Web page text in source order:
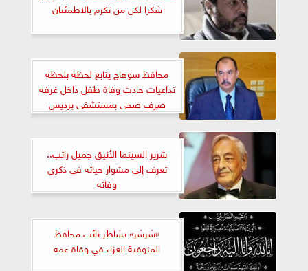
شكرا لكن من تكرم بالاطمئنان
محافظ سوهاج يتابع لحظة بلحظة
تداعيات حادث وفاة طفل داخل غرفة
صرف صحى بمستشفى برديس
بالبلينا
شرير السينما الأنيق جميل راتب..
تعرف إلى مشوار حياته فى ذكرى
وفاته
«شرشر» يشاطر نائب محافظ
المنوفية العزاء في وفاة عمه